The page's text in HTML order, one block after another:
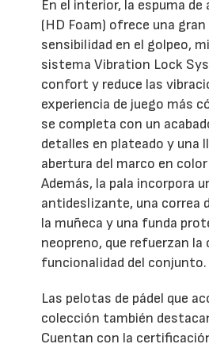
En el interior, la espuma de
(HD Foam) ofrece una
sensibilidad en el golpeo,
sistema Vibration Lock
confort y reduce las
experiencia de juego más
se completa con un
detalles en plateado y una
abertura del marco en
Además, la pala incorpora
antideslizante, una correa
la muñeca y una funda
neopreno, que refuerzan la
funcionalidad del conjunto.
Las pelotas de pádel que
colección también
Cuentan con la